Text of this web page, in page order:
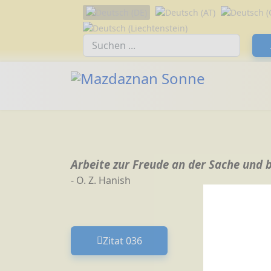
Sprache auswählen
Suchfeld
Arbeite zur Freude an der Sache
- O. Z. Hanish
Vorheriger Beitrag: Zitat 036
Zitat 036